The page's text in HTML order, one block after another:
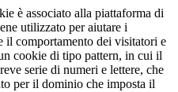
è associato alla piattaforma di
utilizzato per aiutare i
il comportamento dei visitatori e
cookie di tipo pattern, in cui il
serie di numeri e lettere, che
per il dominio che imposta il